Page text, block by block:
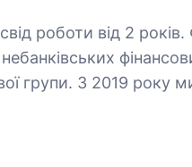
2 років. Фінансова компанія Credit7 —
групи. З 2019 року